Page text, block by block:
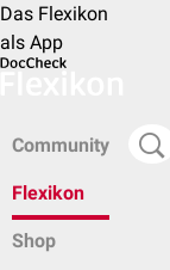
Das Flexikon
als App
Community
Flexikon
Shop